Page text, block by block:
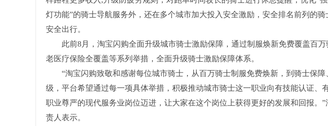
灯功能”的骑士导航服务外，还在多个城市加大投入安全激励，安全排名前列的
安全出行。
此前8月，淘宝闪购全面升级城市骑士激励保障，通过制服焕新免费覆盖百万
老医疗保险全覆盖等系列举措，全面升级骑士激励保障体系。
“淘宝闪购致敬和感谢每位城市骑士，从百万骑士制服免费焕新，到骑士保障
级，平台希望通过每一项具体举措，积极推动城市骑士这一职业向有技能认证、
职业尊严的现代服务业岗位迈进，让大家在这个岗位上获得更好的发展和回报。
责人表示。